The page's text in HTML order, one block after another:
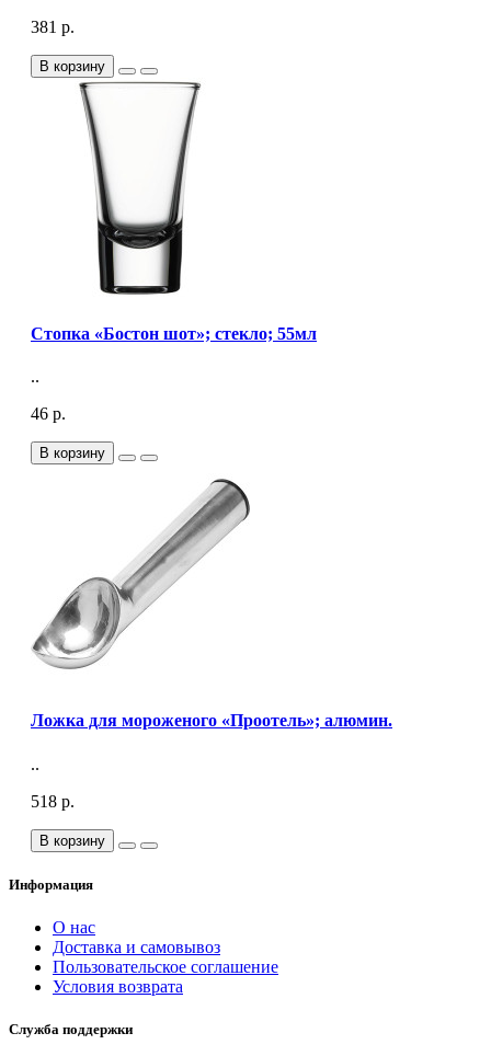
381 р.
В корзину
Стопка «Бостон шот»; стекло; 55мл
..
46 р.
В корзину
Ложка для мороженого «Проотель»; алюмин.
..
518 р.
В корзину
Информация
О нас
Доставка и самовывоз
Пользовательское соглашение
Условия возврата
Служба поддержки